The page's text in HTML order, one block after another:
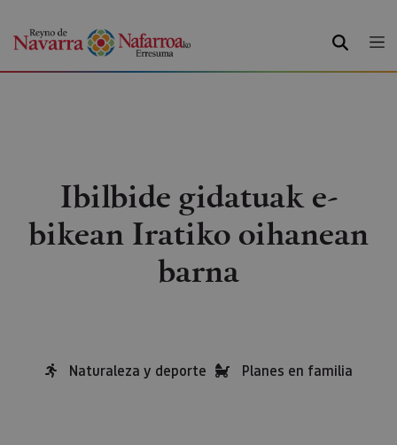
BILATU
Ibilbide gidatuak e-
bikean Iratiko oihanean
barna
Naturaleza y deporte Planes en familia